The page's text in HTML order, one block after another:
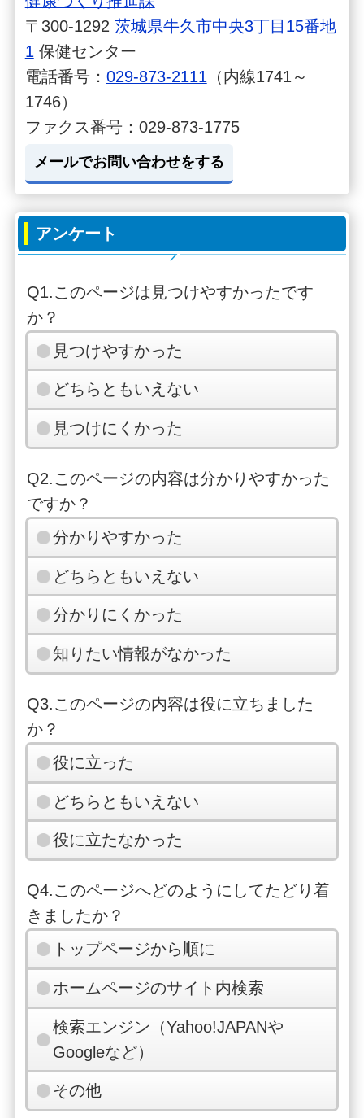
〒300-1292 茨城県牛久市中央3丁目15番地
1 保健センター
電話番号： 029-873-2111 （内線1741～
1746）
ファクス番号：029-873-1775
メールでお問い合わせをする
アンケート
Q1.このページは見つけやすかったです
か？
見つけやすかった
どちらともいえない
見つけにくかった
Q2.このページの内容は分かりやすかった
ですか？
分かりやすかった
どちらともいえない
分かりにくかった
知りたい情報がなかった
Q3.このページの内容は役に立ちました
か？
役に立った
どちらともいえない
役に立たなかった
Q4.このページへどのようにしてたどり着
きましたか？
トップページから順に
ホームページのサイト内検索
検索エンジン（Yahoo!JAPANや
Googleなど）
その他